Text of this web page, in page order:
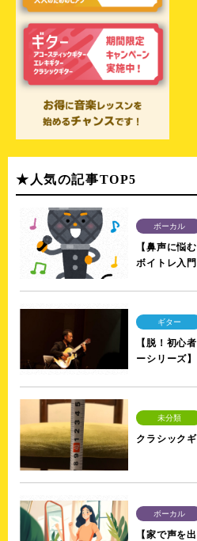
★人気の記事TOP5
ボーカル
【鼻声に悩
ボイトレ入門
ギター
【脱！初心
ーシリーズ
未分類
クラシック
ボーカル
【家で声を